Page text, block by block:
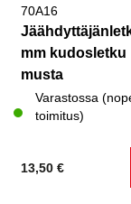
70A16
mm kudosletku
musta
Varastossa
toimitus)
13,50 €